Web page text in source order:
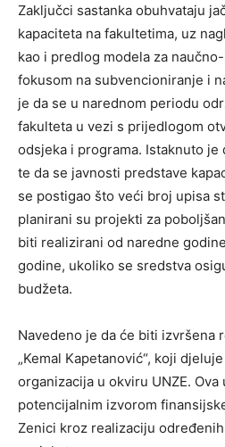
Zaključci sastanka obuhvataju
kapaciteta na fakultetima, uz
kao i predlog modela za
fokusom na subvencioniranje i
je da se u narednom periodu
fakulteta u vezi s prijedlogom
odsjeka i programa. Istaknuto
te da se javnosti predstave
se postigao što veći broj upisa
planirani su projekti za
biti realizirani od naredne
godine, ukoliko se sredstva
budžeta.
Navedeno je da će biti izvršena
„Kemal Kapetanović“, koji
organizacija u okviru UNZE.
potencijalnim izvorom
Zenici kroz realizaciju